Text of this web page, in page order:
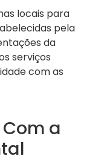
locais para
pela
da
serviços
com as
a